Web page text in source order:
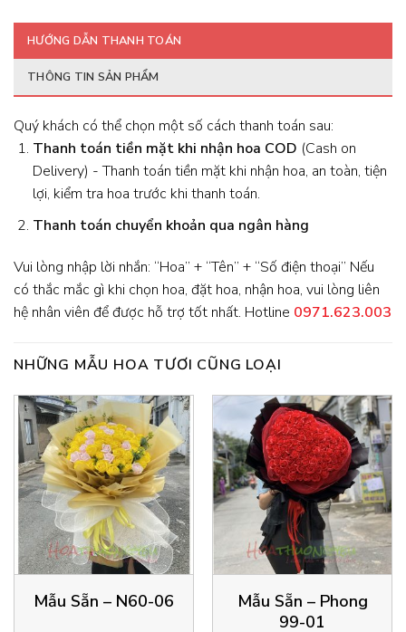
HƯỚNG DẪN THANH TOÁN
THÔNG TIN SẢN PHẨM
Quý khách có thể chọn một số cách thanh toán sau:
Thanh toán tiền mặt khi nhận hoa COD (Cash on
Delivery) - Thanh toán tiền mặt khi nhận hoa, an toàn, tiện
lợi, kiểm tra hoa trước khi thanh toán.
Thanh toán chuyển khoản qua ngân hàng
Vui lòng nhập lời nhắn: “Hoa” + “Tên” + “Số điện thoại” Nếu
có thắc mắc gì khi chọn hoa, đặt hoa, nhận hoa, vui lòng liên
hệ nhân viên để được hỗ trợ tốt nhất. Hotline 0971.623.003
NHỮNG MẪU HOA TƯƠI CŨNG LOẠI
Mẫu Sẵn – N60-06
Mẫu Sẵn – Phong
99-01